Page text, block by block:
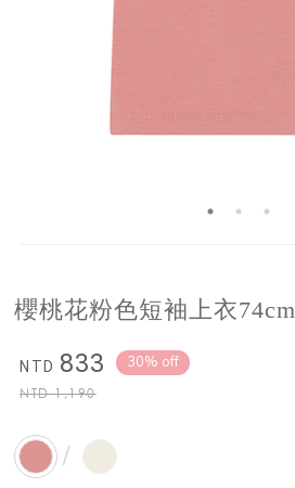
櫻桃花粉色短袖上衣74cm
NTD 833
NTD1,190
30% off
/